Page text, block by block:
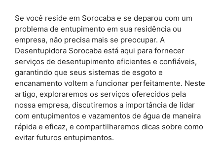
Se você reside em Sorocaba e se deparou com um
problema de entupimento em sua residência ou
empresa, não precisa mais se preocupar. A
Desentupidora Sorocaba está aqui para fornecer
serviços de desentupimento eficientes e confiáveis,
garantindo que seus sistemas de esgoto e
encanamento voltem a funcionar perfeitamente. Neste
artigo, exploraremos os serviços oferecidos pela
nossa empresa, discutiremos a importância de lidar
com entupimentos e vazamentos de água de maneira
rápida e eficaz, e compartilharemos dicas sobre como
evitar futuros entupimentos.